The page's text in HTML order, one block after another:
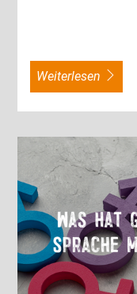
weiterlesen